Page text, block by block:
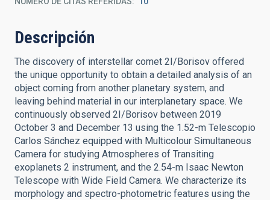
Descripción
The discovery of interstellar comet 2I/Borisov offered
the unique opportunity to obtain a detailed analysis of an
object coming from another planetary system, and
leaving behind material in our interplanetary space. We
continuously observed 2I/Borisov between 2019
October 3 and December 13 using the 1.52-m Telescopio
Carlos Sánchez equipped with Multicolour Simultaneous
Camera for studying Atmospheres of Transiting
exoplanets 2 instrument, and the 2.54-m Isaac Newton
Telescope with Wide Field Camera. We characterize its
morphology and spectro-photometric features using the